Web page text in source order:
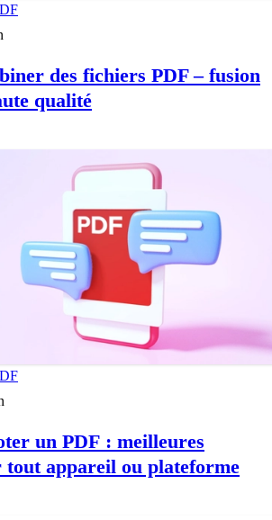
des fichiers PDF – fusion
qualité
un PDF : meilleures
tout appareil ou plateforme